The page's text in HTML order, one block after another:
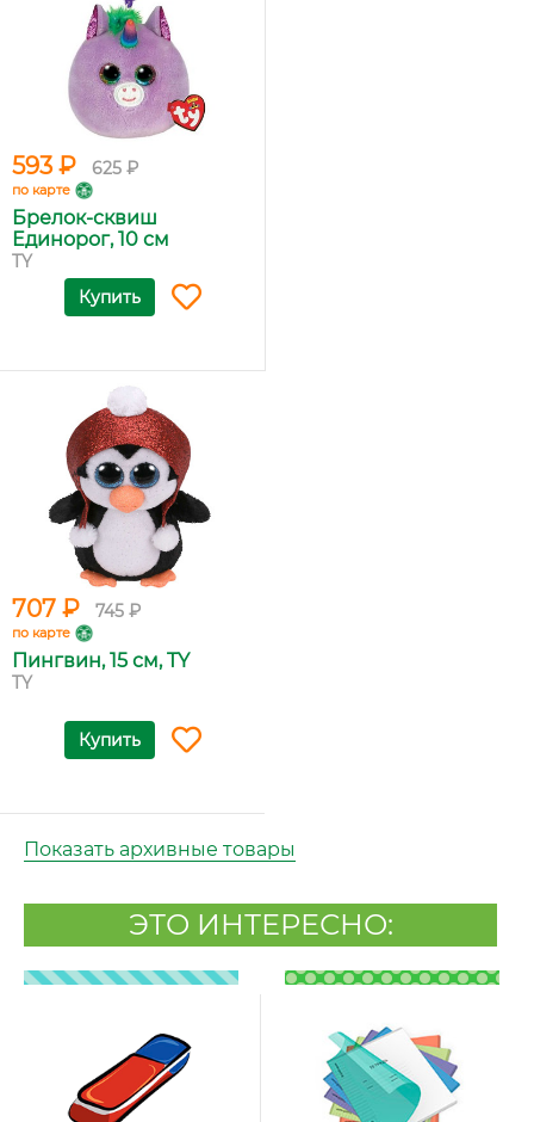
593 ₽ 625 ₽
по карте
Брелок-сквиш
Единорог, 10 см
TY
Купить
707 ₽ 745 ₽
по карте
Пингвин, 15 см, TY
TY
Купить
Показать архивные товары
ЭТО ИНТЕРЕСНО: